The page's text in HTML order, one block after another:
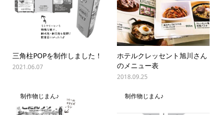
三角柱POPを制作しました！
2021.06.07
ホテルクレッセント旭川さん
のメニュー表
2018.09.25
制作物じまん♪ 制作物じまん♪